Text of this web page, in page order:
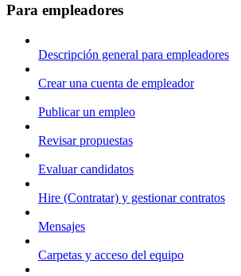
Para empleadores
Descripción general para empleadores
Crear una cuenta de empleador
Publicar un empleo
Revisar propuestas
Evaluar candidatos
Hire (Contratar) y gestionar contratos
Mensajes
Carpetas y acceso del equipo